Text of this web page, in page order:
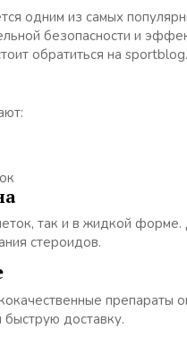
одним из самых
безопасности и
обратиться на
так и в жидкой
стероидов.
препараты
доставку.